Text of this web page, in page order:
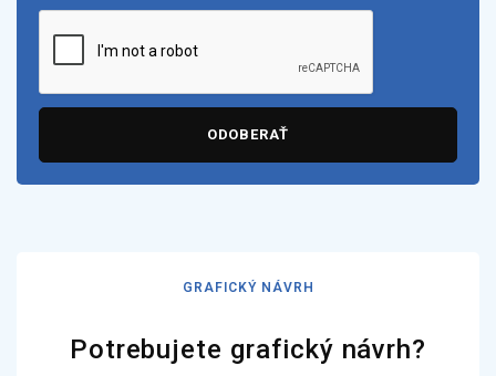
ODOBERAŤ
GRAFICKÝ NÁVRH
Potrebujete grafický návrh?